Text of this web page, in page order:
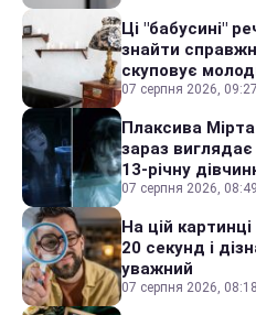
Ці "бабусині"
знайти
скуповує
07 серпня 2026, 09:27
Плаксива
зараз виглядає
13-річну
07 серпня 2026, 08:49
На цій
20 секунд і
уважний
07 серпня 2026, 08:18